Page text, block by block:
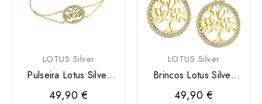
LOTUS Silver
Pulseira Lotus Silver
Mulher
49,90 €
LOTUS Silver
Brincos Lotus Silver
Mulher
49,90 €